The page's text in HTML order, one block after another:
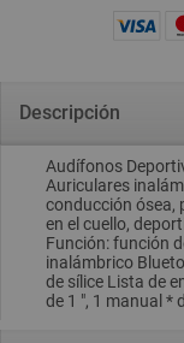
Descripción
Audífonos
Auriculares
conducción ósea,
en el cuello,
Función: función
inalámbrico
de sílice Lista de
de 1 ", 1 manual *